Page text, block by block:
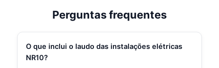
Perguntas frequentes
O que inclui o laudo das instalações elétricas
NR10?